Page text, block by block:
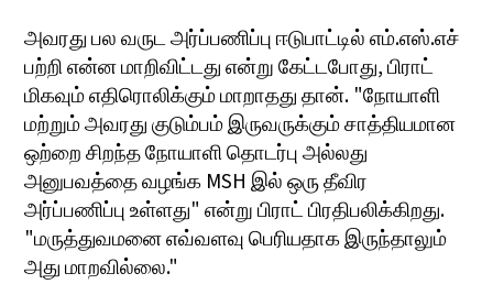
அவரது பல வருட அர்ப்பணிப்பு ஈடுபாட்டில் எம்.எஸ்.எச்
பற்றி என்ன மாறிவிட்டது என்று கேட்டபோது, பிராட்
மிகவும் எதிரொலிக்கும் மாறாதது தான். "நோயாளி
மற்றும் அவரது குடும்பம் இருவருக்கும் சாத்தியமான
ஒற்றை சிறந்த நோயாளி தொடர்பு அல்லது
அனுபவத்தை வழங்க MSH இல் ஒரு தீவிர
அர்ப்பணிப்பு உள்ளது" என்று பிராட் பிரதிபலிக்கிறது.
"மருத்துவமனை எவ்வளவு பெரியதாக இருந்தாலும்
அது மாறவில்லை."